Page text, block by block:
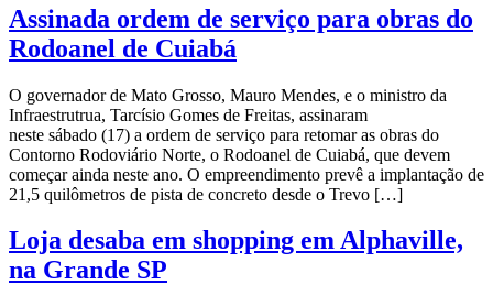
Assinada ordem de serviço para obras do
Rodoanel de Cuiabá
O governador de Mato Grosso, Mauro Mendes, e o ministro da
Infraestrutrua, Tarcísio Gomes de Freitas, assinaram
neste sábado (17) a ordem de serviço para retomar as obras do
Contorno Rodoviário Norte, o Rodoanel de Cuiabá, que devem
começar ainda neste ano. O empreendimento prevê a implantação de
21,5 quilômetros de pista de concreto desde o Trevo […]
Loja desaba em shopping em Alphaville,
na Grande SP